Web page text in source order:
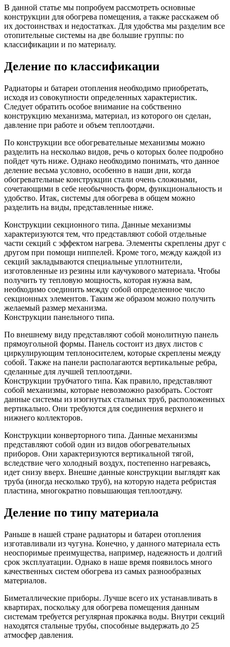
В данной статье мы попробуем рассмотреть основные
конструкции для обогрева помещения, а также расскажем об
их достоинствах и недостатках. Для удобства мы разделим все
отопительные системы на две большие группы: по
классификации и по материалу.
Деление по классификации
Радиаторы и батареи отопления необходимо приобретать,
исходя из совокупности определенных характеристик.
Следует обратить особое внимание на собственно
конструкцию механизма, материал, из которого он сделан,
давление при работе и объем теплоотдачи.
По конструкции все обогревательные механизмы можно
разделить на несколько видов, речь о которых более подробно
пойдет чуть ниже. Однако необходимо понимать, что данное
деление весьма условно, особенно в наши дни, когда
обогревательные конструкции стали очень сложными,
сочетающими в себе необычность форм, функциональность и
удобство. Итак, системы для обогрева в общем можно
разделить на виды, представленные ниже.
Конструкции секционного типа. Данные механизмы
характеризуются тем, что представляют собой отдельные
части секций с эффектом нагрева. Элементы скреплены друг с
другом при помощи ниппелей. Кроме того, между каждой из
секций закладываются специальные уплотнители,
изготовленные из резины или каучукового материала. Чтобы
получить ту тепловую мощность, которая нужна вам,
необходимо соединить между собой определенное число
секционных элементов. Таким же образом можно получить
желаемый размер механизма.
Конструкции панельного типа.
По внешнему виду представляют собой монолитную панель
прямоугольной формы. Панель состоит из двух листов с
циркулирующим теплоносителем, которые скреплены между
собой. Также на панели располагаются вертикальные ребра,
сделанные для лучшей теплоотдачи.
Конструкции трубчатого типа. Как правило, представляют
собой механизмы, которые невозможно разобрать. Состоят
данные системы из изогнутых стальных труб, расположенных
вертикально. Они требуются для соединения верхнего и
нижнего коллекторов.
Конструкции конверторного типа. Данные механизмы
представляют собой один из видов обогревательных
приборов. Они характеризуются вертикальной тягой,
вследствие чего холодный воздух, постепенно нагреваясь,
идет снизу вверх. Внешне данные конструкции выглядят как
труба (иногда несколько труб), на которую надета ребристая
пластина, многократно повышающая теплоотдачу.
Деление по типу материала
Раньше в нашей стране радиаторы и батареи отопления
изготавливали из чугуна. Конечно, у данного материала есть
неоспоримые преимущества, например, надежность и долгий
срок эксплуатации. Однако в наше время появилось много
качественных систем обогрева из самых разнообразных
материалов.
Биметаллические приборы. Лучше всего их устанавливать в
квартирах, поскольку для обогрева помещения данным
системам требуется регулярная прокачка воды. Внутри секций
находятся стальные трубы, способные выдержать до 25
атмосфер давления.